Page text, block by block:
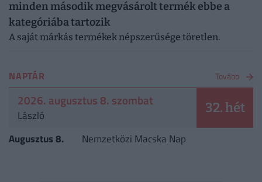
minden második megvásárolt termék ebbe a
kategóriába tartozik
A saját márkás termékek népszerűsége töretlen.
NAPTÁR Tovább
2026. augusztus 8. szombat
László 32. hét
Augusztus 8. Nemzetközi Macska Nap